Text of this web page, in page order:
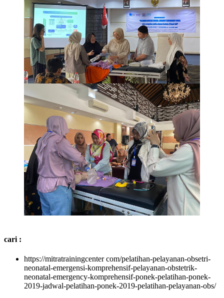
cari :
https://mitratrainingcenter com/pelatihan-pelayanan-obsetri-
neonatal-emergensi-komprehensif-pelayanan-obstetrik-
neonatal-emergency-komprehensif-ponek-pelatihan-ponek-
2019-jadwal-pelatihan-ponek-2019-pelatihan-pelayanan-obs/